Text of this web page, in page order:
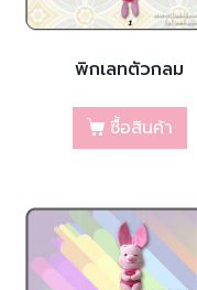
พิกเลทตัวกลม
ซื้อสินค้า